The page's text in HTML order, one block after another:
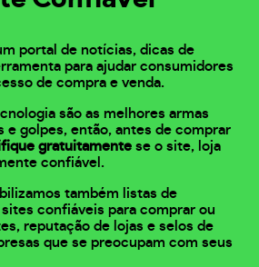
portal de notícias, dicas de
para ajudar consumidores
de compra e venda.
são as melhores armas
e golpes, então, antes de comprar
gratuitamente se o site, loja
confiável.
também listas de
confiáveis para comprar ou
reputação de lojas e selos de
que se preocupam com seus